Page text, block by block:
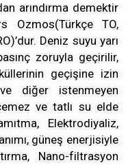
arındırma demektir
Ozmos(Türkçe TO,
Deniz suyu yarı
zoruyla geçirilir,
geçişine izin
diğer istenmeyen
ve tatlı su elde
Elektrodiyaliz,
güneş enerjisiyle
Nano-filtrasyon